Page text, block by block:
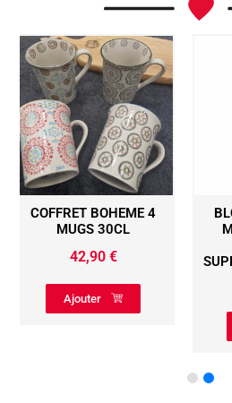
BLOC A COUTEAUX
MAGNETIQUE EN
SUPPORT METAL NOIR
66,20€